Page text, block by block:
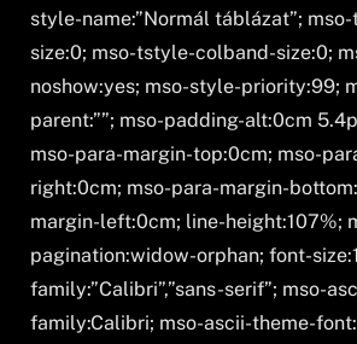
style-name:”Normál táblázat”;
size:0; mso-tstyle-colband-size:0;
noshow:yes; mso-style-priority:99;
parent:””; mso-padding-alt:0cm
mso-para-margin-top:0cm; mso-
right:0cm; mso-para-margin-
margin-left:0cm; line-height:107%;
pagination:widow-orphan; font-
family:”Calibri”,”sans-serif”; mso-
family:Calibri; mso-ascii-theme-